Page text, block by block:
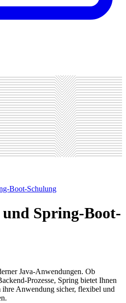
Boot-Schulung
Spring-Boot-
Java-Anwendungen. Ob
Prozesse, Spring bietet Ihnen
Anwendung sicher, flexibel und